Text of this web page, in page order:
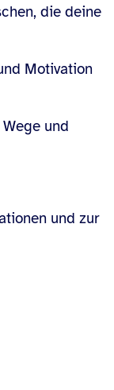
die deine
Motivation
und
und zur